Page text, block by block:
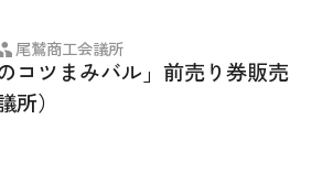
尾鷲商工会議所
コツまみバル」前売り券販売
所）